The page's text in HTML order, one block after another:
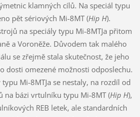
klamných cílů. Na speciál typu
pět sériových Mi-8MT (Hip H).
na speciály typu Mi-8MTJa přitom
a Voroněže. Důvodem tak malého
se zřejmě stala skutečnost, že jeho
dosti omezené možnosti odposlechu.
typu Mi-8MTJa se nestaly, na rozdíl od
na bázi vrtulníku typu Mi-8MT (Hip H),
REB letek, ale standardních